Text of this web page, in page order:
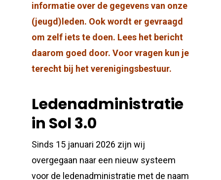
informatie over de gegevens van onze
(jeugd)leden. Ook wordt er gevraagd
om zelf iets te doen. Lees het bericht
daarom goed door. Voor vragen kun je
terecht bij het verenigingsbestuur.
Ledenadministratie
in Sol 3.0
Sinds 15 januari 2026 zijn wij
overgegaan naar een nieuw systeem
voor de ledenadministratie met de naam